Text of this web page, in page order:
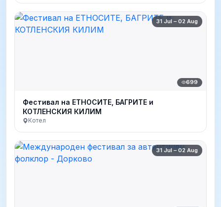
31 Jul – 02 Aug
699
Фестивал на ЕТНОСИТЕ, БАГРИТЕ и
КОТЛЕНСКИЯ КИЛИМ
Котел
31 Jul – 02 Aug